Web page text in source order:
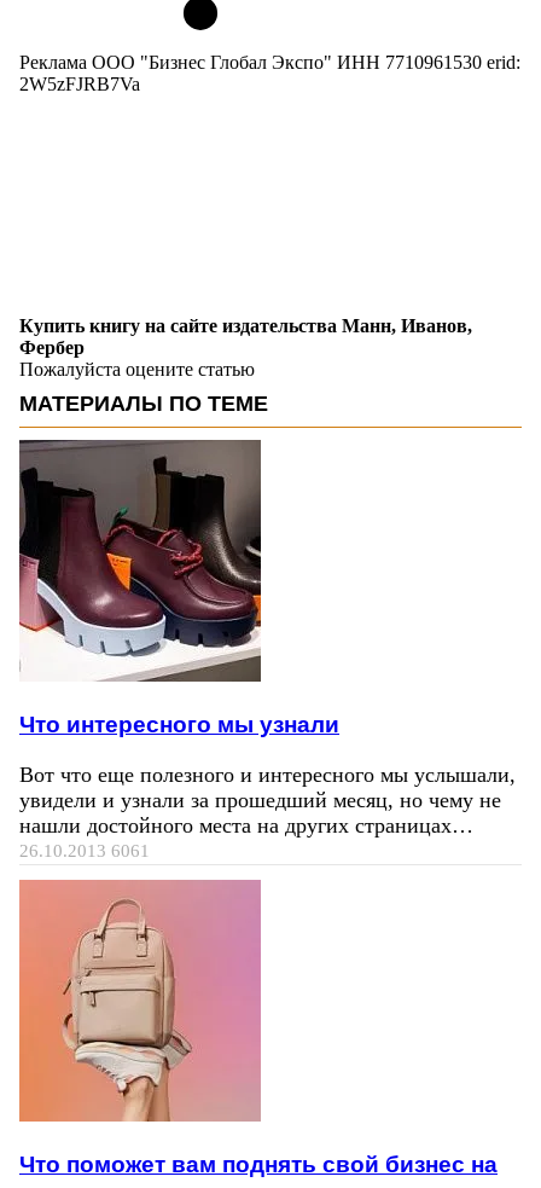
Реклама ООО "Бизнес Глобал Экспо" ИНН 7710961530 erid:
2W5zFJRB7Va
Купить книгу на сайте издательства Манн, Иванов,
Фербер
Пожалуйста оцените статью
МАТЕРИАЛЫ ПО ТЕМЕ
Что интересного мы узнали
Вот что еще полезного и интересного мы услышали,
увидели и узнали за прошедший месяц, но чему не
нашли достойного места на других страницах…
26.10.2013 6061
Что поможет вам поднять свой бизнес на